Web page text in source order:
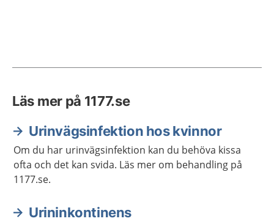
Läs mer på 1177.se
Urinvägsinfektion hos kvinnor
Om du har urinvägsinfektion kan du behöva kissa
ofta och det kan svida. Läs mer om behandling på
1177.se.
Urininkontinens